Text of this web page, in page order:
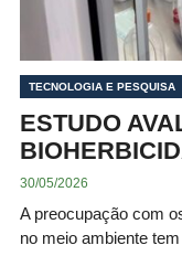
TECNOLOGIA E PESQUISA
ESTUDO
30/05/2026
A preocupação com
no meio ambiente